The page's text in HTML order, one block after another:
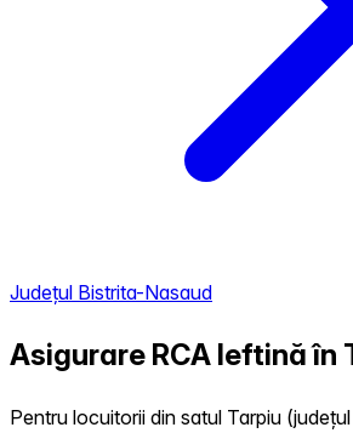
Județul Bistrita-Nasaud
Asigurare RCA Ieftină în
Pentru locuitorii din satul Tarpiu